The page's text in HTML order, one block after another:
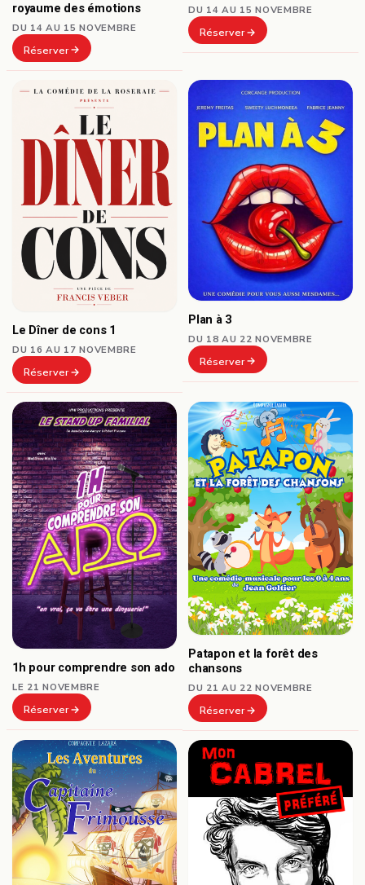
royaume des émotions
DU 14 AU 15 NOVEMBRE
Réserver
DU 14 AU 15 NOVEMBRE
Réserver
Le Dîner de cons 1
DU 16 AU 17 NOVEMBRE
Réserver
Plan à 3
DU 18 AU 22 NOVEMBRE
Réserver
1h pour comprendre son ado
LE 21 NOVEMBRE
Réserver
Patapon et la forêt des
chansons
DU 21 AU 22 NOVEMBRE
Réserver